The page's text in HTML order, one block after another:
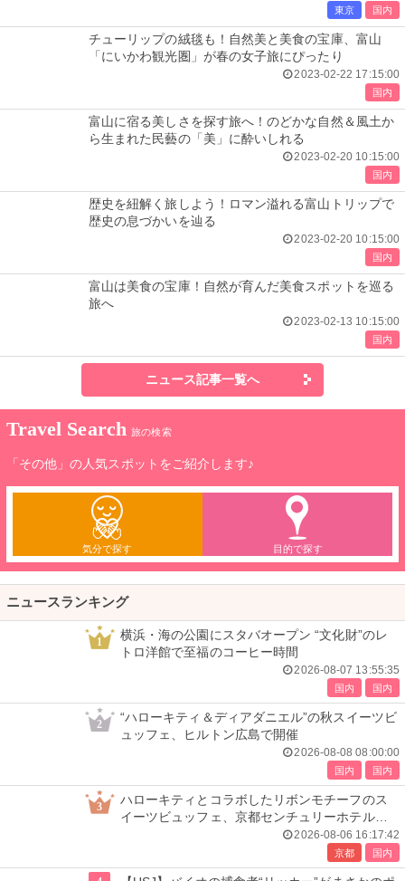
東京 国内
チューリップの絨毯も！自然美と美食の宝庫、富山
「にいかわ観光圏」が春の女子旅にぴったり
2023-02-22 17:15:00
国内
富山に宿る美しさを探す旅へ！のどかな自然＆風土か
ら生まれた民藝の「美」に酔いしれる
2023-02-20 10:15:00
国内
歴史を紐解く旅しよう！ロマン溢れる富山トリップで
歴史の息づかいを辿る
2023-02-20 10:15:00
国内
富山は美食の宝庫！自然が育んだ美食スポットを巡る
旅へ
2023-02-13 10:15:00
国内
ニュース記事一覧へ
Travel Search 旅の検索
「その他」の人気スポットをご紹介します♪
気分で探す 目的で探す
ニュースランキング
1
横浜・海の公園にスタバオープン “文化財”のレ
トロ洋館で至福のコーヒー時間
2026-08-07 13:55:35
国内 国内
2
“ハローキティ＆ディアダニエル”の秋スイーツビ
ュッフェ、ヒルトン広島で開催
2026-08-08 08:00:00
国内 国内
3
ハローキティとコラボしたリボンモチーフのス
イーツビュッフェ、京都センチュリーホテルで
2026-08-06 16:17:42
京都 国内